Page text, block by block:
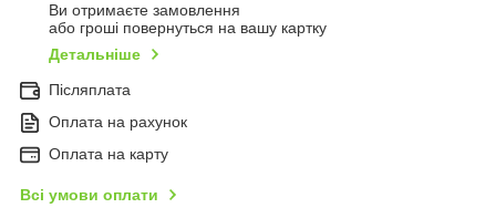
Ви отримаєте замовлення
або гроші повернуться на вашу картку
Детальніше
Післяплата
Оплата на рахунок
Оплата на карту
Всі умови оплати